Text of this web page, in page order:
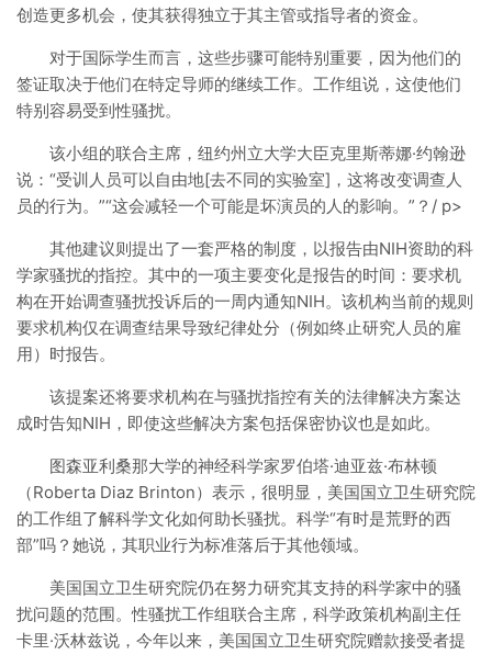
创造更多机会，使其获得独立于其主管或指导者的资金。
对于国际学生而言，这些步骤可能特别重要，因为他们的
签证取决于他们在特定导师的继续工作。工作组说，这使他们
特别容易受到性骚扰。
该小组的联合主席，纽约州立大学大臣克里斯蒂娜·约翰逊
说：“受训人员可以自由地[去不同的实验室]，这将改变调查人
员的行为。”“这会减轻一个可能是坏演员的人的影响。”？/ p>
其他建议则提出了一套严格的制度，以报告由NIH资助的科
学家骚扰的指控。其中的一项主要变化是报告的时间：要求机
构在开始调查骚扰投诉后的一周内通知NIH。该机构当前的规则
要求机构仅在调查结果导致纪律处分（例如终止研究人员的雇
用）时报告。
该提案还将要求机构在与骚扰指控有关的法律解决方案达
成时告知NIH，即使这些解决方案包括保密协议也是如此。
图森亚利桑那大学的神经科学家罗伯塔·迪亚兹·布林顿
（Roberta Diaz Brinton）表示，很明显，美国国立卫生研究院
的工作组了解科学文化如何助长骚扰。科学“有时是荒野的西
部”吗？她说，其职业行为标准落后于其他领域。
美国国立卫生研究院仍在努力研究其支持的科学家中的骚
扰问题的范围。性骚扰工作组联合主席，科学政策机构副主任
卡里·沃林兹说，今年以来，美国国立卫生研究院赠款接受者提